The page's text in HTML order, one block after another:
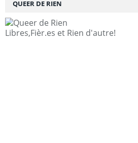
QUEER DE RIEN
Libres,Fièr.es et Rien d'autre!